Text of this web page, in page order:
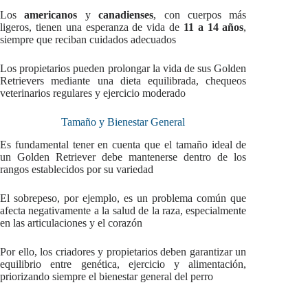
Losamericanos ycanadienses, con cuerpos más
ligeros, tienen una esperanza de vida de 11 a 14 años,
siempre que reciban cuidados adecuados
Los propietarios pueden prolongar la vida de sus Golden
Retrievers mediante una dieta equilibrada, chequeos
veterinarios regulares y ejercicio moderado
Tamaño y Bienestar General
Es fundamental tener en cuenta que el tamaño ideal de
un Golden Retriever debe mantenerse dentro de los
rangos establecidos por su variedad
El sobrepeso, por ejemplo, es un problema común que
afecta negativamente a la salud de la raza, especialmente
en las articulaciones y el corazón
Por ello, los criadores y propietarios deben garantizar un
equilibrio entre genética, ejercicio y alimentación,
priorizando siempre el bienestar general del perro